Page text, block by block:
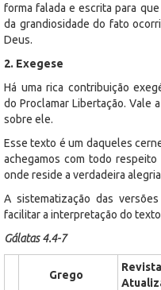
forma falada e escrita para
da grandiosidade do fato
Deus.
2. Exegese
Há uma rica contribuição
do Proclamar Libertação. Vale
sobre ele.
Esse texto é um daqueles
achegamos com todo
onde reside a verdadeira
A sistematização das
facilitar a interpretação do
Gálatas 4.4-7
Grego